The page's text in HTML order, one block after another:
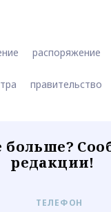
распоряжение
правительство
больше?
редакции!
ТЕЛЕФОН